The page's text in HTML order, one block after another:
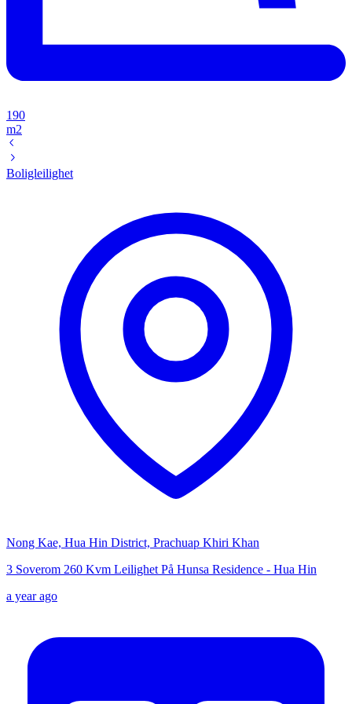
190
m2
Boligleilighet
Nong Kae, Hua Hin District, Prachuap Khiri Khan
3 Soverom 260 Kvm Leilighet På Hunsa Residence - Hua Hin
a year ago